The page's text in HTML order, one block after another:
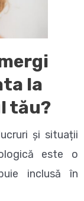
la
tău?
și situații
este o
inclusă în